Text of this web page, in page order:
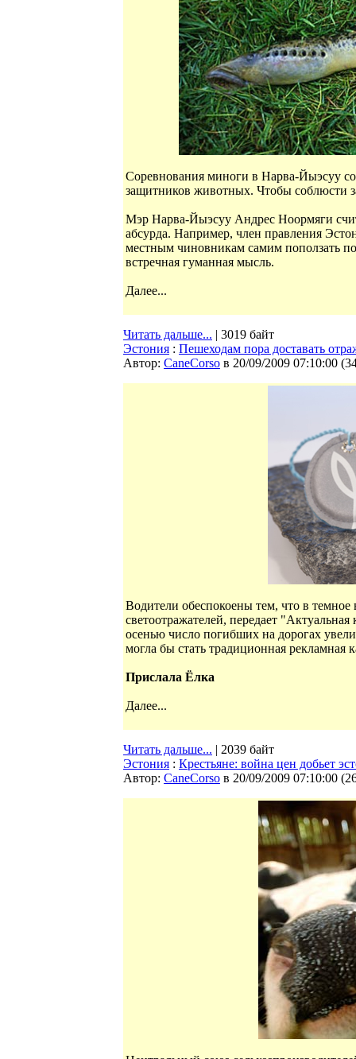
Соревнования миноги в Нарва-Йыэсуу
защитников животных. Чтобы соблюсти
Мэр Нарва-Йыэсуу Андрес Ноормяги
абсурда. Например, член правления
местным чиновникам самим поползать
встречная гуманная мысль.
Далее...
Читать дальше... | 3019 байт
Эстония : Пешеходам пора доставать
Автор: CaneCorso в 20/09/2009 07:10:00 (
Водители обеспокоены тем, что в
светоотражателей, передает
осенью число погибших на дорогах
могла бы стать традиционная рекламная
Прислала Ёлка
Далее...
Читать дальше... | 2039 байт
Эстония : Крестьяне: война цен добьет
Автор: CaneCorso в 20/09/2009 07:10:00 (